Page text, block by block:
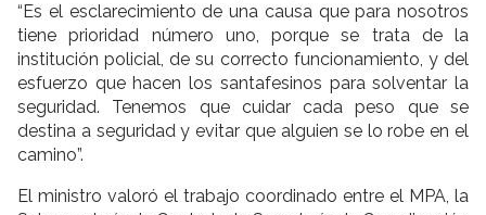
“Es el esclarecimiento de una causa que para nosotros
tiene prioridad número uno, porque se trata de la
institución policial, de su correcto funcionamiento, y del
esfuerzo que hacen los santafesinos para solventar la
seguridad. Tenemos que cuidar cada peso que se
destina a seguridad y evitar que alguien se lo robe en el
camino”.
El ministro valoró el trabajo coordinado entre el MPA, la